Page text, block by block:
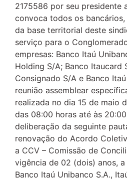
2175586 por seu presidente
convoca todos os
da base territorial deste
serviço para o
empresas: Banco Itaú
Holding S/A; Banco Itaucard
Consignado S/A e Banco
reunião assemblear
realizada no dia 15 de maio
das 08:00 horas até às
deliberação da seguinte
renovação do Acordo
a CCV – Comissão de
vigência de 02 (dois) anos,
Banco Itaú Unibanco S.A.,